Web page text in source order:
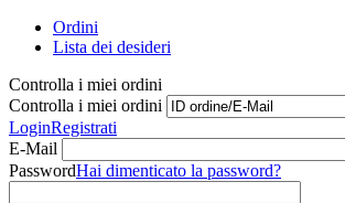
Ordini
Lista dei desideri
Controlla i miei ordini
Controlla i miei ordini
LoginRegistrati
E-Mail
PasswordHai dimenticato la password?